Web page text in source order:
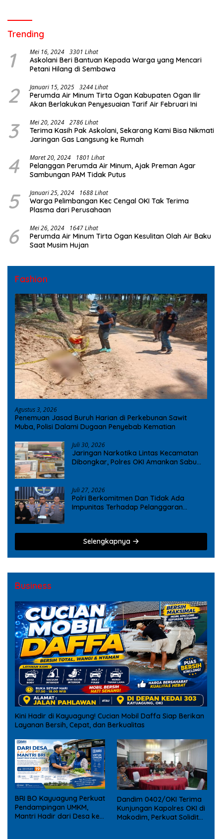
Trending
1 Mei 16, 2024 3301 Lihat
Askolani Beri Bantuan Kepada Warga yang Mencari
Petani Hilang di Sembawa
2 Januari 15, 2025 3244 Lihat
Perumda Air Minum Tirta Ogan Kabupaten Ogan Ilir
Akan Berlakukan Penyesuaian Tarif Air Februari Ini
3 Mei 20, 2024 2786 Lihat
Terima Kasih Pak Askolani, Sekarang Kami Bisa Nikmati
Jaringan Gas Langsung ke Rumah
4 Maret 20, 2024 1801 Lihat
Pelanggan Perumda Air Minum, Ajak Preman Agar
Sambungan PAM Tidak Putus
5 Januari 25, 2024 1688 Lihat
Warga Pelimbangan Kec Cengal OKI Tak Terima
Plasma dari Perusahaan
6 Mei 26, 2024 1647 Lihat
Perumda Air Minum Tirta Ogan Kesulitan Olah Air Baku
Saat Musim Hujan
Fashion
Agustus 3, 2026
Penemuan Jasad Buruh Harian di Perkebunan Sawit
Muba, Polisi Dalami Dugaan Penyebab Kematian
Juli 30, 2026
Jaringan Narkotika Lintas Kecamatan
Dibongkar, Polres OKI Amankan Sabu
Juli 27, 2026
Polri Berkomitmen Dan Tidak Ada
Impunitas Terhadap Pelanggaran
Selengkapnya
Business
Kini Hadir di Kayuagung! Cucian Mobil Daffa Siap Berikan
Layanan Bersih, Cepat, dan Berkualitas
BRI BO Kayuagung Perkuat
Pendampingan UMKM,
Mantri Hadir dari Desa ke
Dandim 0402/OKI Terima
Kunjungan Kapolres OKI di
Makodim, Perkuat Soliditas